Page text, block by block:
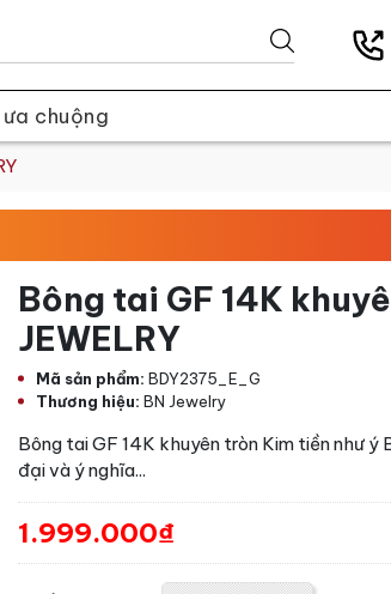
chuộng
Bông tai GF 14K
JEWELRY
Mã sản phẩm: BDY2375_E_G
Thương hiệu: BN Jewelry
Bông tai GF 14K khuyên tròn Kim tiền như
đại và ý nghĩa...
1.999.000₫